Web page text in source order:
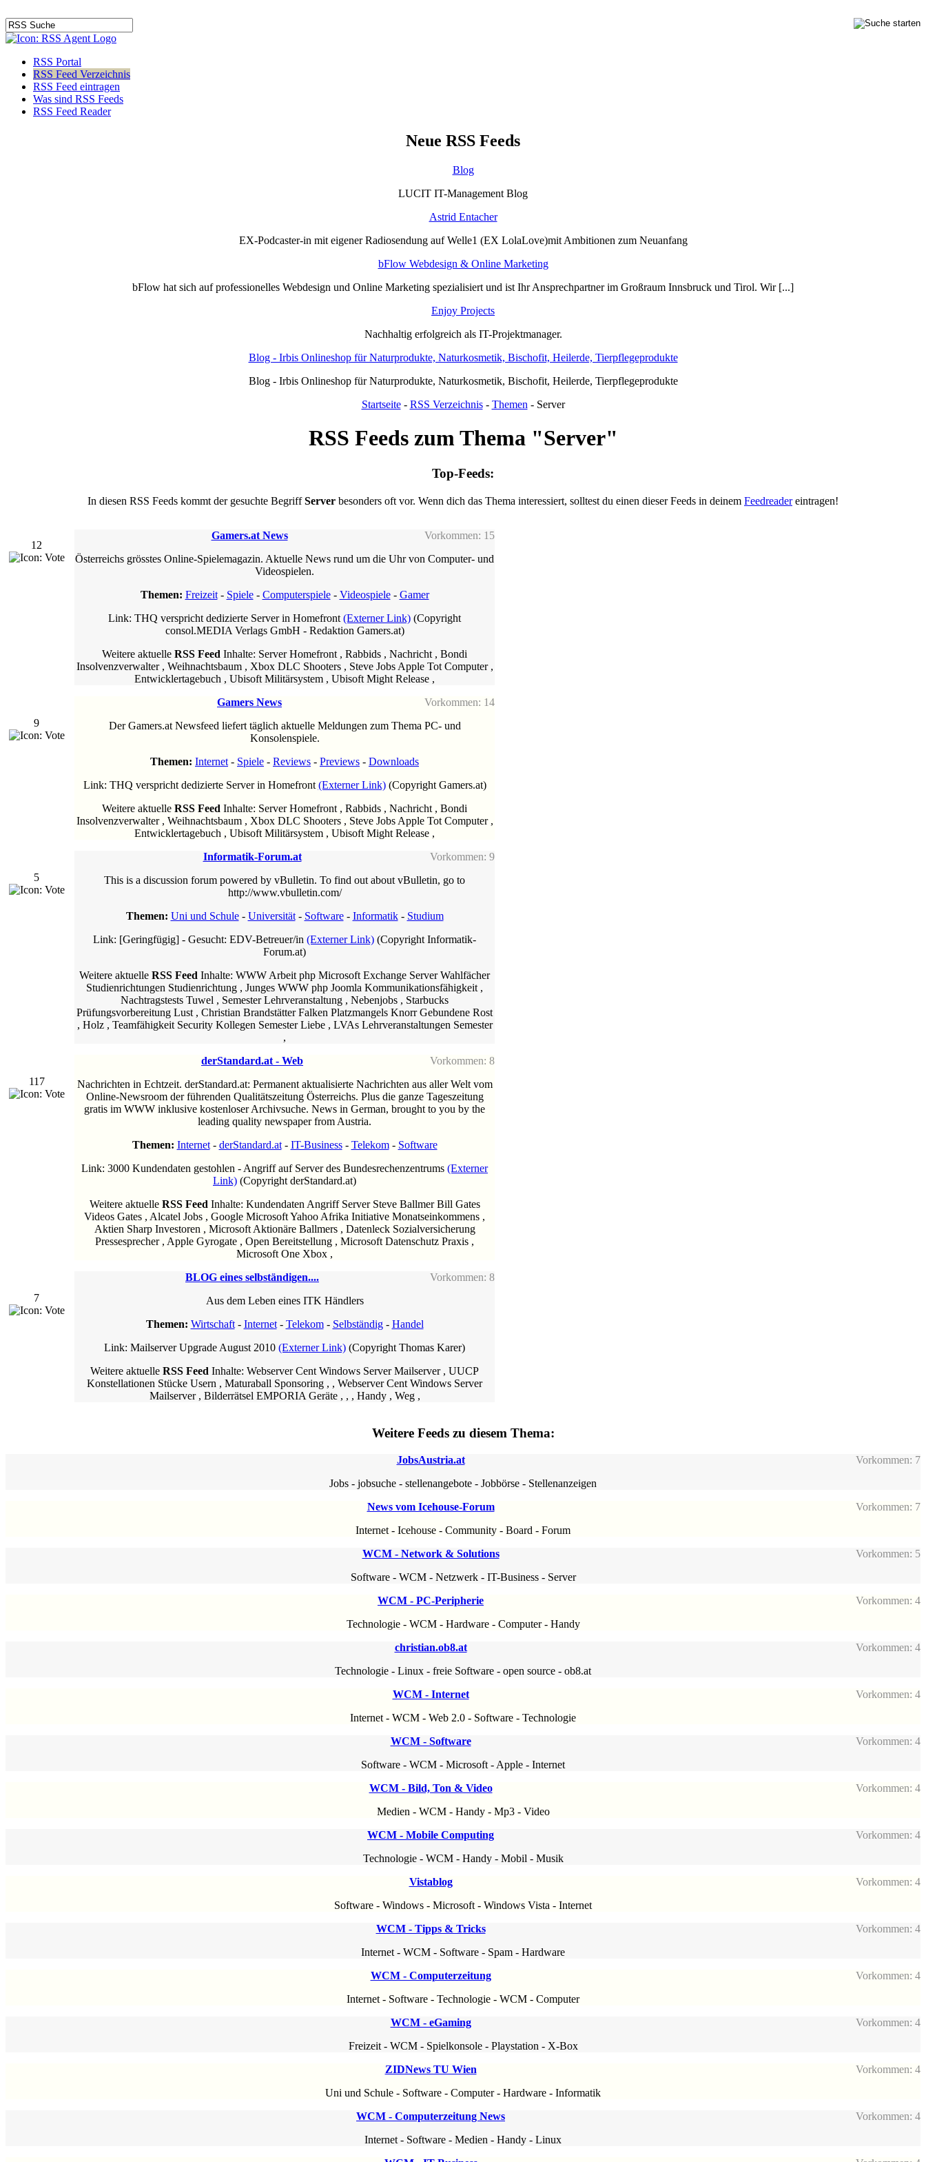
RSS Portal
RSS Feed Verzeichnis
RSS Feed eintragen
Was sind RSS Feeds
RSS Feed Reader
Neue RSS Feeds
Blog
LUCIT IT-Management Blog
Astrid Entacher
EX-Podcaster-in mit eigener Radiosendung auf Welle1 (EX LolaLove)mit Ambitionen zum Neuanfang
bFlow Webdesign & Online Marketing
bFlow hat sich auf professionelles Webdesign und Online Marketing spezialisiert und ist Ihr Ansprechpartner im Großraum Innsbruck und Tirol. Wir [...]
Enjoy Projects
Nachhaltig erfolgreich als IT-Projektmanager.
Blog - Irbis Onlineshop für Naturprodukte, Naturkosmetik, Bischofit, Heilerde, Tierpflegeprodukte
Blog - Irbis Onlineshop für Naturprodukte, Naturkosmetik, Bischofit, Heilerde, Tierpflegeprodukte
Startseite- RSS Verzeichnis- Themen - Server
RSS Feeds zum Thema "Server"
Top-Feeds:
In diesen RSS Feeds kommt der gesuchte BegriffServer besonders oft vor. Wenn dich das Thema interessiert, solltest du einen dieser Feeds in deinem Feedreadereintragen!
12
Vorkommen: 15
Gamers.at News
Österreichs grösstes Online-Spielemagazin. Aktuelle News rund um die Uhr von Computer- und
Videospielen.
Themen: Freizeit- Spiele- Computerspiele- Videospiele- Gamer
Link: THQ verspricht dedizierte Server in Homefront (Externer Link) (Copyright
consol.MEDIA Verlags GmbH - Redaktion Gamers.at)
Weitere aktuelle RSS Feed Inhalte: Server Homefront , Rabbids , Nachricht , Bondi
Insolvenzverwalter , Weihnachtsbaum , Xbox DLC Shooters , Steve Jobs Apple Tot Computer ,
Entwicklertagebuch , Ubisoft Militärsystem , Ubisoft Might Release ,
9
Vorkommen: 14
Gamers News
Der Gamers.at Newsfeed liefert täglich aktuelle Meldungen zum Thema PC- und
Konsolenspiele.
Themen: Internet - Spiele - Reviews - Previews - Downloads
Link: THQ verspricht dedizierte Server in Homefront (Externer Link)(Copyright Gamers.at)
Weitere aktuelle RSS Feed Inhalte: Server Homefront , Rabbids , Nachricht , Bondi
Insolvenzverwalter , Weihnachtsbaum , Xbox DLC Shooters , Steve Jobs Apple Tot Computer ,
Entwicklertagebuch , Ubisoft Militärsystem , Ubisoft Might Release ,
5
Vorkommen: 9
Informatik-Forum.at
This is a discussion forum powered by vBulletin. To find out about vBulletin, go to
http://www.vbulletin.com/
Themen: Uni und Schule- Universität- Software- Informatik- Studium
Link: [Geringfügig] - Gesucht: EDV-Betreuer/in (Externer Link) (Copyright Informatik-
Forum.at)
Weitere aktuelle RSS Feed Inhalte: WWW Arbeit php Microsoft Exchange Server Wahlfächer
Studienrichtungen Studienrichtung , Junges WWW php Joomla Kommunikationsfähigkeit ,
Nachtragstests Tuwel , Semester Lehrveranstaltung , Nebenjobs , Starbucks
Prüfungsvorbereitung Lust , Christian Brandstätter Falken Platzmangels Knorr Gebundene Rost
, Holz , Teamfähigkeit Security Kollegen Semester Liebe , LVAs Lehrveranstaltungen Semester
,
117
Vorkommen: 8
derStandard.at - Web
Nachrichten in Echtzeit. derStandard.at: Permanent aktualisierte Nachrichten aus aller Welt vom
Online-Newsroom der führenden Qualitätszeitung Österreichs. Plus die ganze Tageszeitung
gratis im WWW inklusive kostenloser Archivsuche. News in German, brought to you by the
leading quality newspaper from Austria.
Themen: Internet- derStandard.at- IT-Business- Telekom- Software
Link: 3000 Kundendaten gestohlen - Angriff auf Server des Bundesrechenzentrums (Externer
Link) (Copyright derStandard.at)
Weitere aktuelle RSS Feed Inhalte: Kundendaten Angriff Server Steve Ballmer Bill Gates
Videos Gates , Alcatel Jobs , Google Microsoft Yahoo Afrika Initiative Monatseinkommens ,
Aktien Sharp Investoren , Microsoft Aktionäre Ballmers , Datenleck Sozialversicherung
Pressesprecher , Apple Gyrogate , Open Bereitstellung , Microsoft Datenschutz Praxis ,
Microsoft One Xbox ,
7
Vorkommen: 8
BLOG eines selbständigen....
Aus dem Leben eines ITK Händlers
Themen: Wirtschaft- Internet- Telekom- Selbständig- Handel
Link: Mailserver Upgrade August 2010 (Externer Link) (Copyright Thomas Karer)
Weitere aktuelle RSS Feed Inhalte: Webserver Cent Windows Server Mailserver , UUCP
Konstellationen Stücke Usern , Maturaball Sponsoring , , Webserver Cent Windows Server
Mailserver , Bilderrätsel EMPORIA Geräte , , , Handy , Weg ,
Weitere Feeds zu diesem Thema:
Vorkommen: 7
JobsAustria.at
Jobs - jobsuche - stellenangebote - Jobbörse - Stellenanzeigen
Vorkommen: 7
News vom Icehouse-Forum
Internet - Icehouse - Community - Board - Forum
Vorkommen: 5
WCM - Network & Solutions
Software- WCM- Netzwerk- IT-Business- Server
Vorkommen: 4
WCM - PC-Peripherie
Technologie- WCM- Hardware- Computer- Handy
Vorkommen: 4
christian.ob8.at
Technologie - Linux - freie Software - open source - ob8.at
Vorkommen: 4
WCM - Internet
Internet - WCM - Web 2.0 - Software - Technologie
Vorkommen: 4
WCM - Software
Software - WCM - Microsoft - Apple - Internet
Vorkommen: 4
WCM - Bild, Ton & Video
Medien - WCM- Handy- Mp3- Video
Vorkommen: 4
WCM - Mobile Computing
Technologie- WCM- Handy- Mobil - Musik
Vorkommen: 4
Vistablog
Software - Windows - Microsoft - Windows Vista - Internet
Vorkommen: 4
WCM - Tipps & Tricks
Internet - WCM - Software - Spam - Hardware
Vorkommen: 4
WCM - Computerzeitung
Internet - Software - Technologie - WCM - Computer
Vorkommen: 4
WCM - eGaming
Freizeit- WCM- Spielkonsole- Playstation - X-Box
Vorkommen: 4
ZIDNews TU Wien
Uni und Schule - Software - Computer- Hardware - Informatik
Vorkommen: 4
WCM - Computerzeitung News
Internet - Software - Medien - Handy - Linux